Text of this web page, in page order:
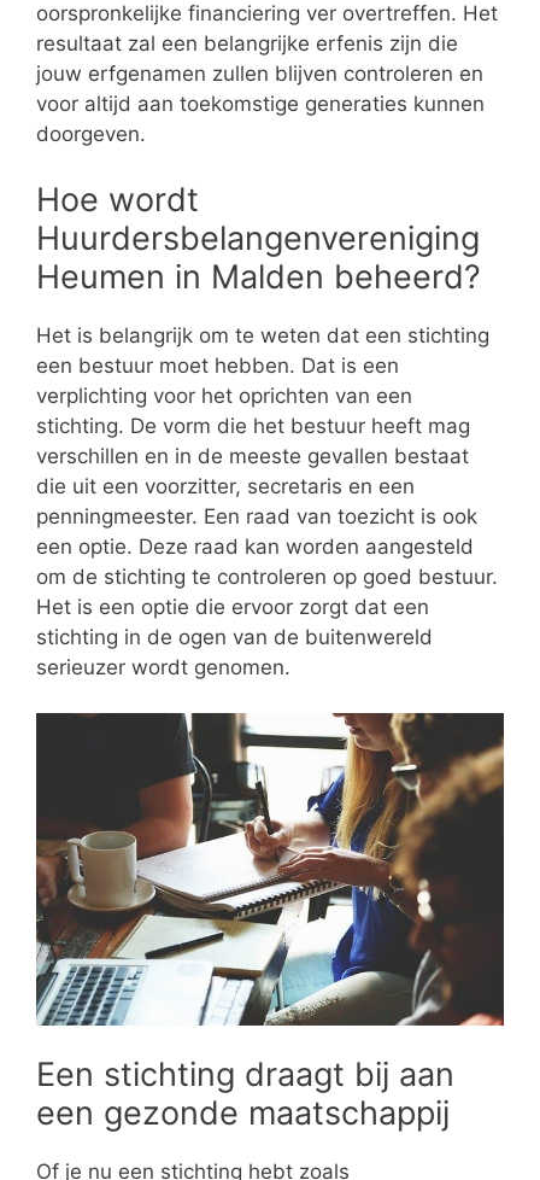
oorspronkelijke financiering ver overtreffen. Het
resultaat zal een belangrijke erfenis zijn die
jouw erfgenamen zullen blijven controleren en
voor altijd aan toekomstige generaties kunnen
doorgeven.
Hoe wordt
Huurdersbelangenvereniging
Heumen in Malden beheerd?
Het is belangrijk om te weten dat een stichting
een bestuur moet hebben. Dat is een
verplichting voor het oprichten van een
stichting. De vorm die het bestuur heeft mag
verschillen en in de meeste gevallen bestaat
die uit een voorzitter, secretaris en een
penningmeester. Een raad van toezicht is ook
een optie. Deze raad kan worden aangesteld
om de stichting te controleren op goed bestuur.
Het is een optie die ervoor zorgt dat een
stichting in de ogen van de buitenwereld
serieuzer wordt genomen.
Een stichting draagt bij aan
een gezonde maatschappij
Of je nu een stichting hebt zoals